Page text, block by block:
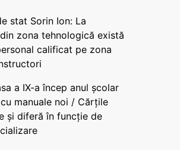
stat Sorin Ion: La
zona tehnologică există
calificat pe zona
a IX-a încep anul școlar
manuale noi / Cărțile
și diferă în funcție de